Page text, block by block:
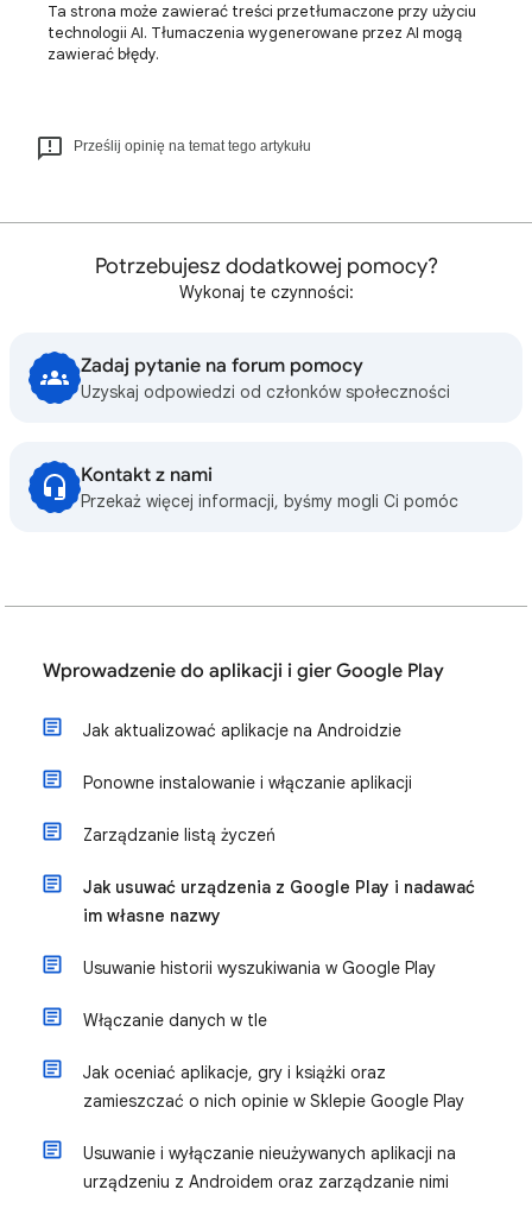
Ta strona może zawierać treści przetłumaczone przy użyciu
technologii AI. Tłumaczenia wygenerowane przez AI mogą
zawierać błędy.
Prześlij opinię na temat tego artykułu
Potrzebujesz dodatkowej pomocy?
Wykonaj te czynności:
Zadaj pytanie na forum pomocy
Uzyskaj odpowiedzi od członków społeczności
Kontakt z nami
Przekaż więcej informacji, byśmy mogli Ci pomóc
Wprowadzenie do aplikacji i gier Google Play
Jak aktualizować aplikacje na Androidzie
Ponowne instalowanie i włączanie aplikacji
Zarządzanie listą życzeń
Jak usuwać urządzenia z Google Play i nadawać
im własne nazwy
Usuwanie historii wyszukiwania w Google Play
Włączanie danych w tle
Jak oceniać aplikacje, gry i książki oraz
zamieszczać o nich opinie w Sklepie Google Play
Usuwanie i wyłączanie nieużywanych aplikacji na
urządzeniu z Androidem oraz zarządzanie nimi